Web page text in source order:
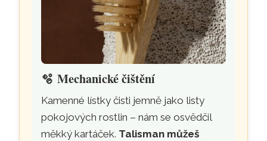
🫧Mechanické čištění
Kamenné lístky čisti jemně jako listy
pokojových rostlin – nám se osvědčil
měkký kartáček. Talisman můžeš